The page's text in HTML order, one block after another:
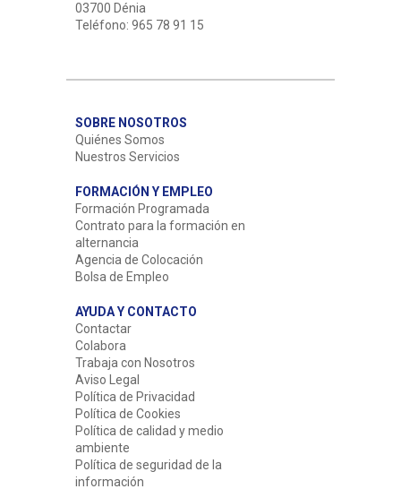
03700 Dénia
Teléfono: 965 78 91 15
SOBRE NOSOTROS
Quiénes Somos
Nuestros Servicios
FORMACIÓN Y EMPLEO
Formación Programada
Contrato para la formación en
alternancia
Agencia de Colocación
Bolsa de Empleo
AYUDA Y CONTACTO
Contactar
Colabora
Trabaja con Nosotros
Aviso Legal
Política de Privacidad
Política de Cookies
Política de calidad y medio
ambiente
Política de seguridad de la
información